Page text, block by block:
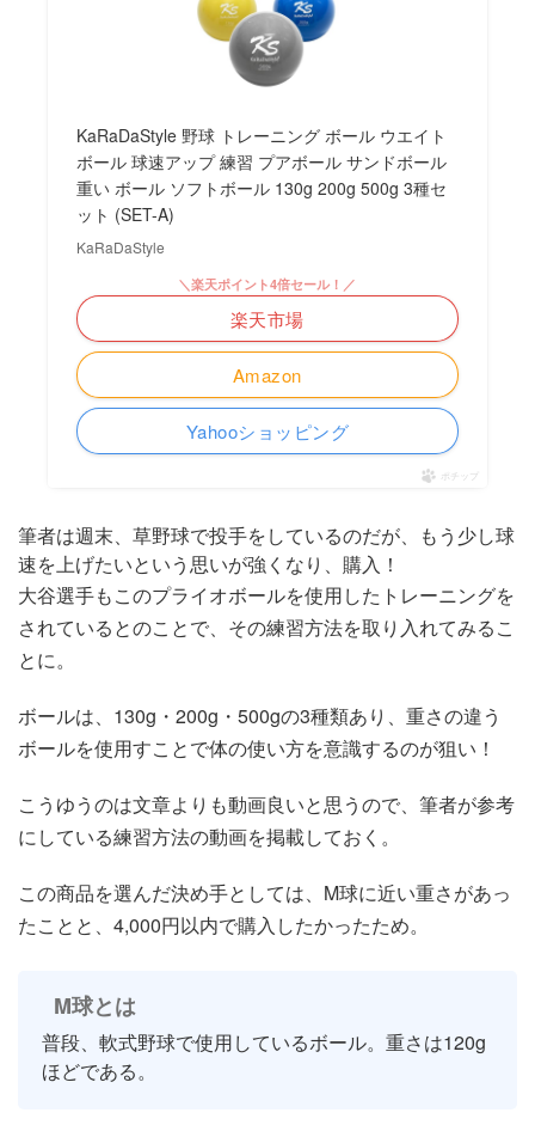
KaRaDaStyle 野球 トレーニング ボール ウエイト
ボール 球速アップ 練習 プアボール サンドボール
重い ボール ソフトボール 130g 200g 500g 3種セ
ット (SET-A)
KaRaDaStyle
Amazon
＼楽天ポイント4倍セール！／
楽天市場
Yahooショッピング
ポチップ
筆者は週末、草野球で投手をしているのだが、もう少し球
速を上げたいという思いが強くなり、購入！
大谷選手もこのプライオボールを使用したトレーニングを
されているとのことで、その練習方法を取り入れてみるこ
とに。
ボールは、130g・200g・500gの3種類あり、重さの違う
ボールを使用すことで体の使い方を意識するのが狙い！
こうゆうのは文章よりも動画良いと思うので、筆者が参考
にしている練習方法の動画を掲載しておく。
この商品を選んだ決め手としては、M球に近い重さがあっ
たことと、4,000円以内で購入したかったため。
M球とは
普段、軟式野球で使用しているボール。重さは120g
ほどである。